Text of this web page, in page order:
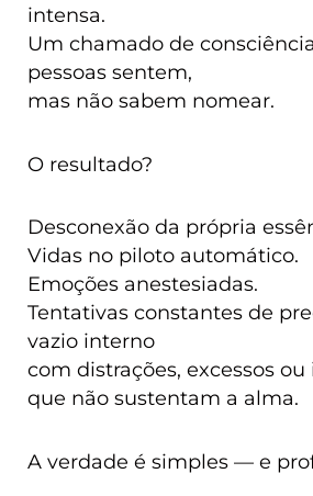
intensa.
Um chamado de
pessoas sentem,
mas não sabem nomear.
O resultado?
Desconexão da própria
Vidas no piloto automático.
Emoções anestesiadas.
Tentativas constantes de
vazio interno
com distrações, excessos
que não sustentam a alma.
A verdade é simples — e